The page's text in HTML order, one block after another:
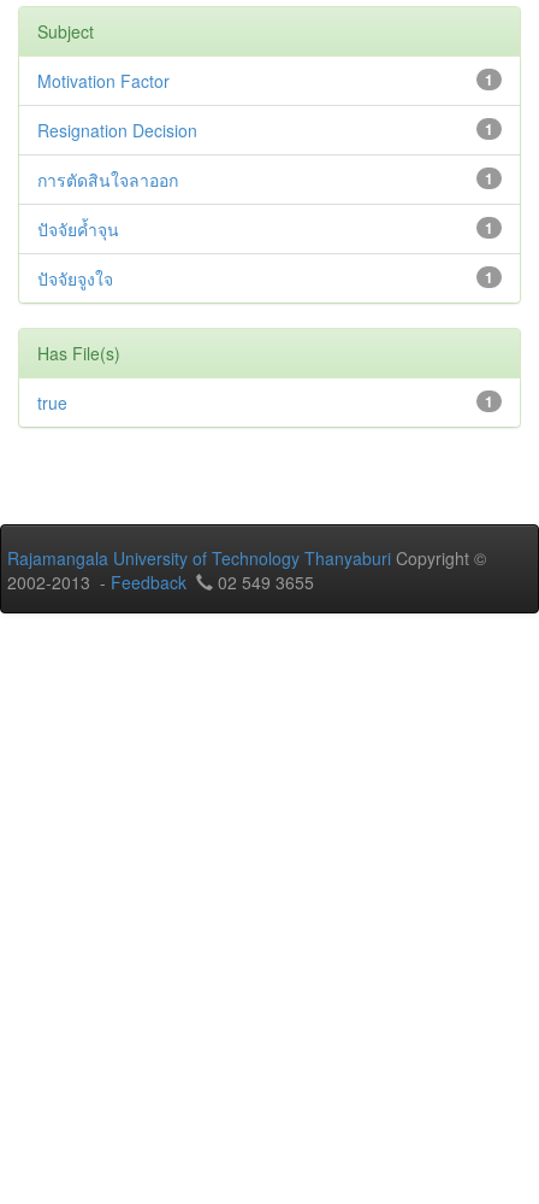
Subject
1
Motivation Factor
1
Resignation Decision
1
การตัดสินใจลาออก
1
ปัจจัยค้ำจุน
1
ปัจจัยจูงใจ
Has File(s)
1
true
Rajamangala University of Technology Thanyaburi Copyright ©
2002-2013 - Feedback 02 549 3655